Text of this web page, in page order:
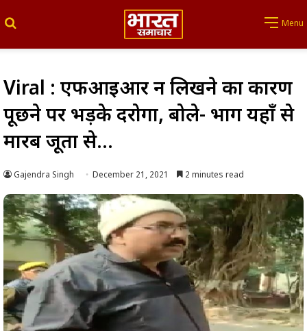
Menu
Viral : एफआईआर न लिखने का कारण
पूछने पर भड़के दरोगा, बोले- भाग यहाँ से
मारब जूता से…
Gajendra Singh December 21, 2021 2 minutes read